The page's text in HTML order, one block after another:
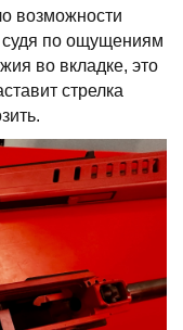
возможности
судя по ощущениям
во вкладке, это
стрелка